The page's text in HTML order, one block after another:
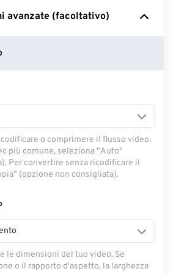
Da Google Drive
avanzate (facoltativo)
o comprimere il flusso video.
più comune, seleziona "Auto"
Per convertire senza ricodificare il
(opzione non consigliata).
le dimensioni del tuo video. Se
o il rapporto d'aspetto, la larghezza